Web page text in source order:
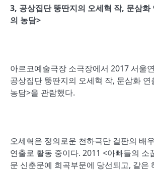
3, 공상집단 뚱딴지의 오세혁 작, 문삼화
의 농담>
아르코예술극장 소극장에서 2017 서울
공상집단 뚱딴지의 오세혁 작, 문삼화 연
농담>을 관람했다.
오세혁은 정의로운 천하극단 걸판의 배
연출로 활동 중이다. 2011 <아빠들의 소
문 신춘문예 희곡부문에 당선되고, 같은